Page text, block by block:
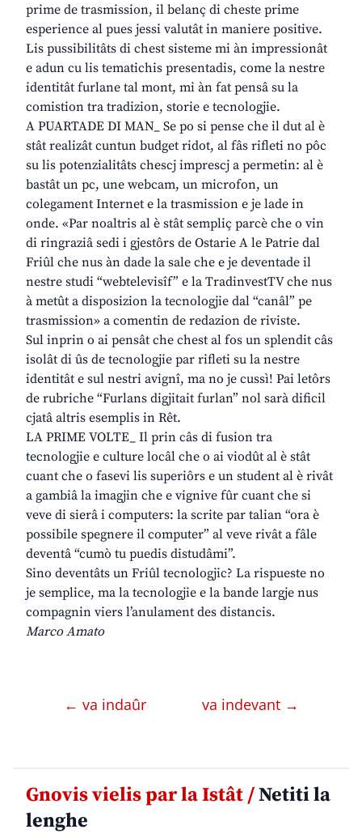
prime de trasmission, il belanç di cheste prime
esperience al pues jessi valutât in maniere positive.
Lis pussibilitâts di chest sisteme mi àn impressionât
e adun cu lis tematichis presentadis, come la nestre
identitât furlane tal mont, mi àn fat pensâ su la
comistion tra tradizion, storie e tecnologjie.
A PUARTADE DI MAN_ Se po si pense che il dut al è
stât realizât cuntun budget ridot, al fâs rifleti no pôc
su lis potenzialitâts chescj imprescj a permetin: al è
bastât un pc, une webcam, un microfon, un
colegament Internet e la trasmission e je lade in
onde. «Par noaltris al è stât sempliç parcè che o vin
di ringraziâ sedi i gjestôrs de Ostarie A le Patrie dal
Friûl che nus àn dade la sale che e je deventade il
nestre studi “webtelevisîf” e la TradinvestTV che nus
à metût a disposizion la tecnologjie dal “canâl” pe
trasmission» a comentin de redazion de riviste.
Sul inprin o ai pensât che chest al fos un splendit câs
isolât di ûs de tecnologjie par rifleti su la nestre
identitât e sul nestri avignî, ma no je cussì! Pai letôrs
de rubriche “Furlans digjitait furlan” nol sarà dificil
cjatâ altris esemplis in Rêt.
LA PRIME VOLTE_ Il prin câs di fusion tra
tecnologjie e culture locâl che o ai viodût al è stât
cuant che o fasevi lis superiôrs e un student al è rivât
a gambiâ la imagjin che e vignive fûr cuant che si
veve di sierâ i computers: la scrite par talian “ora è
possibile spegnere il computer” al veve rivât a fâle
deventâ “cumò tu puedis distudâmi”.
Sino deventâts un Friûl tecnologjic? La rispueste no
je semplice, ma la tecnologjie e la bande largje nus
compagnin viers l’anulament des distancis.
Marco Amato
← va indaûr va indevant →
Gnovis vielis par la Istât /Netiti la
lenghe